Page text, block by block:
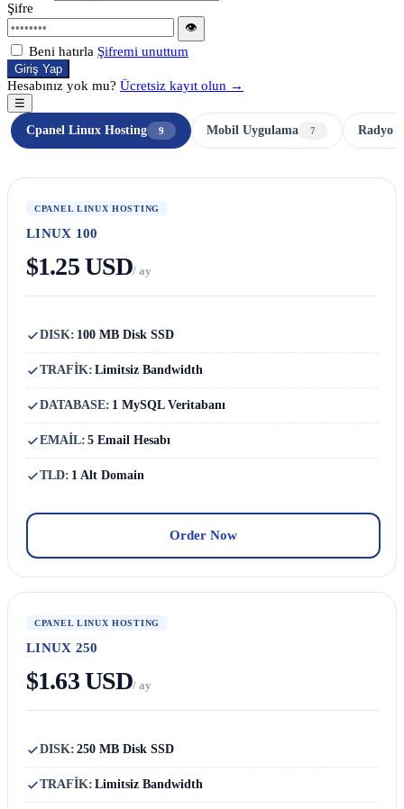
Şifre
👁
Beni hatırla Şifremi unuttum
Giriş Yap
Hesabınız yok mu? Ücretsiz kayıt olun →
☰
Cpanel Linux Hosting
9 Mobil Uygulama 7 Radyo
CPANEL LINUX HOSTING
LINUX 100
$1.25 USD/ ay
DISK: 100 MB Disk SSD
TRAFİK: Limitsiz Bandwidth
DATABASE: 1 MySQL Veritabanı
EMAİL: 5 Email Hesabı
TLD: 1 Alt Domain
Order Now
CPANEL LINUX HOSTING
LINUX 250
$1.63 USD/ ay
DISK: 250 MB Disk SSD
TRAFİK: Limitsiz Bandwidth